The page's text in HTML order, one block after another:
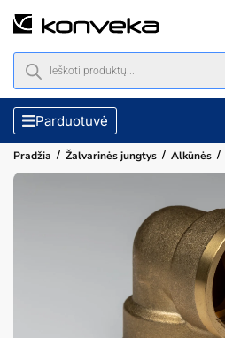
Parduotuvė
Pradžia / Žalvarinės jungtys / Alkūnės /